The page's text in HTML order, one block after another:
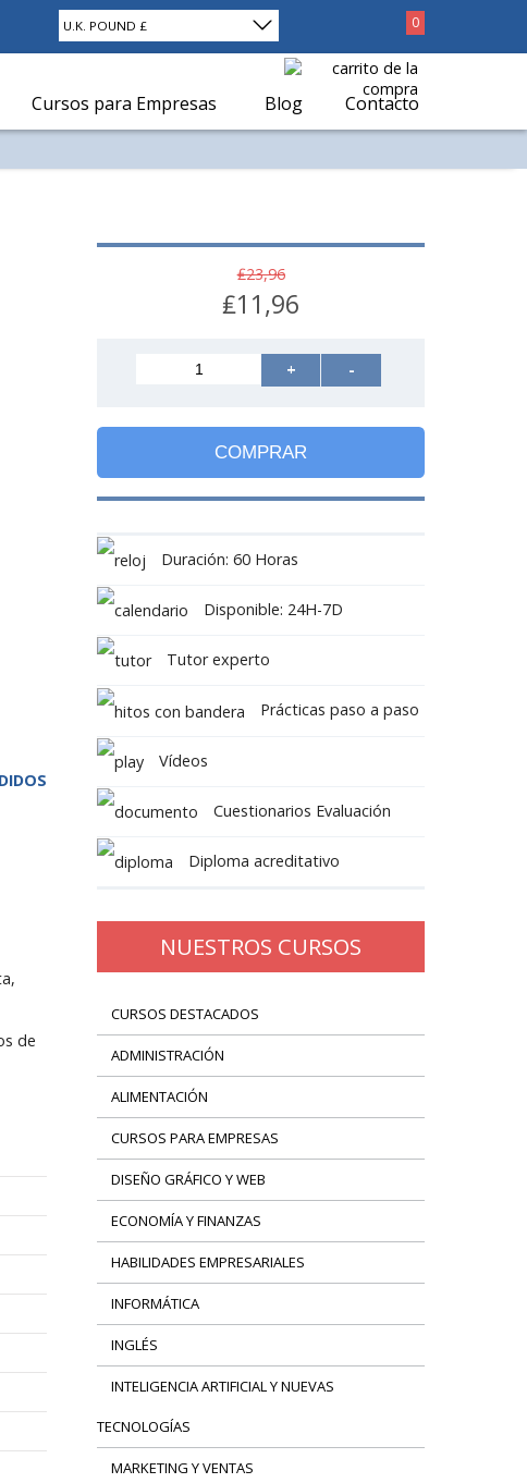
U.K. POUND £ 0
Cursos para Empresas Blog Contacto
de
₤23,96
₤11,96
+ -
COMPRAR
Duración: 60 Horas
Disponible: 24H-7D
Tutor experto
Prácticas paso a paso
Vídeos
Cuestionarios Evaluación
Diploma acreditativo
NUESTROS CURSOS
CURSOS DESTACADOS
ADMINISTRACIÓN
ALIMENTACIÓN
CURSOS PARA EMPRESAS
DISEÑO GRÁFICO Y WEB
ECONOMÍA Y FINANZAS
HABILIDADES EMPRESARIALES
INFORMÁTICA
INGLÉS
INTELIGENCIA ARTIFICIAL Y NUEVAS
TECNOLOGÍAS
MARKETING Y VENTAS